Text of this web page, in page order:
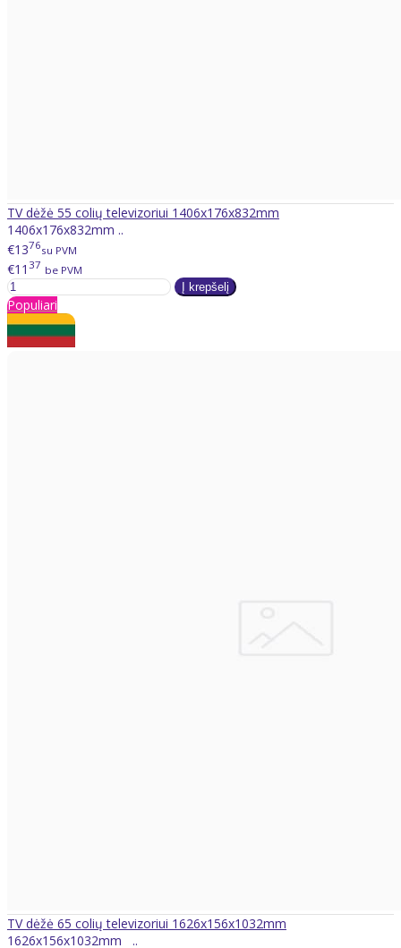
TV dėžė 55 colių televizoriui 1406x176x832mm
1406x176x832mm ..
€1376su PVM
€11 37 be PVM
Populiari
TV dėžė 65 colių televizoriui 1626x156x1032mm
1626x156x1032mm ..